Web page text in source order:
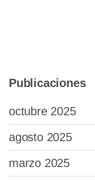
Publicaciones
octubre 2025
agosto 2025
marzo 2025